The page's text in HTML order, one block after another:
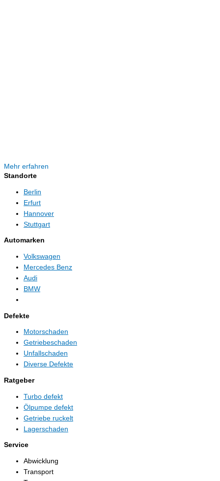
Mehr erfahren
Standorte
Berlin
Erfurt
Hannover
Stuttgart
Automarken
Volkswagen
Mercedes Benz
Audi
BMW
Defekte
Motorschaden
Getriebeschaden
Unfallschaden
Diverse Defekte
Ratgeber
Turbo defekt
Ölpumpe defekt
Getriebe ruckelt
Lagerschaden
Service
Abwicklung
Transport